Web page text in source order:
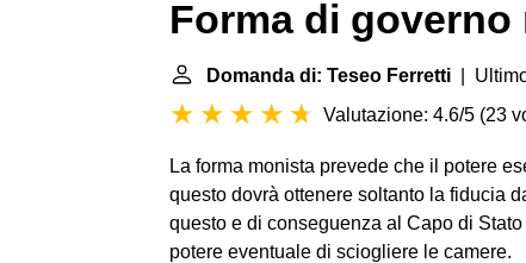
Forma di
Domanda di: Teseo Ferretti |
Valutazione: 4.6/5 (23
La forma monista prevede che il potere
questo dovrà ottenere soltanto la fiducia
questo e di conseguenza al Capo di
potere eventuale di sciogliere le camere.